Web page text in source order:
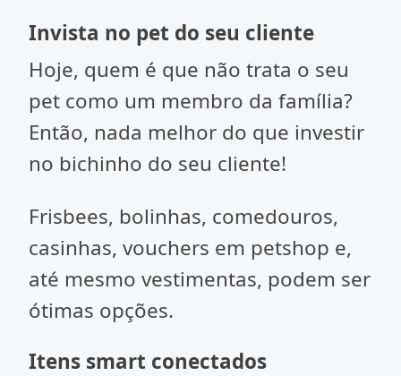
Invista no pet do seu cliente
Hoje, quem é que não trata o seu
pet como um membro da família?
Então, nada melhor do que investir
no bichinho do seu cliente!
Frisbees, bolinhas, comedouros,
casinhas, vouchers em petshop e,
até mesmo vestimentas, podem ser
ótimas opções.
Itens smart conectados